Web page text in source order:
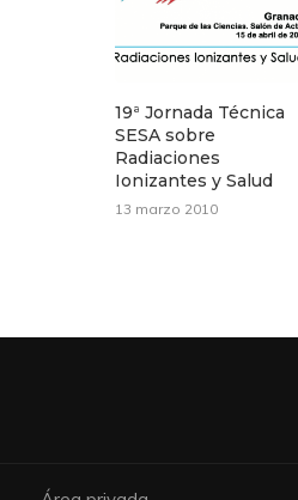
19ª Jornada Técnica
SESA sobre
Radiaciones
Ionizantes y Salud
13 marzo 2010